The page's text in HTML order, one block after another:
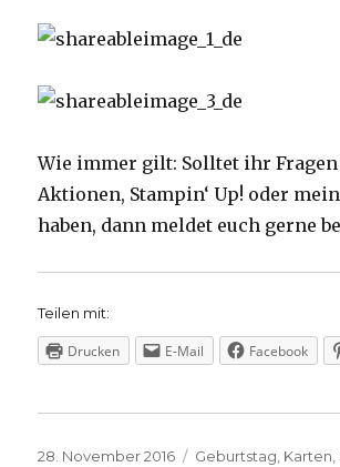
Wie immer gilt: Solltet ihr
Aktionen, Stampin‘ Up! oder
haben, dann meldet euch gerne
Teilen mit:
Drucken E-Mail Facebook
Veröffentlicht
28. November 2016 Kategorien
Geburtstag, Karten,